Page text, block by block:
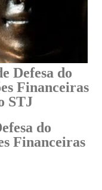
Defesa do
Financeiras
STJ
do
Financeiras